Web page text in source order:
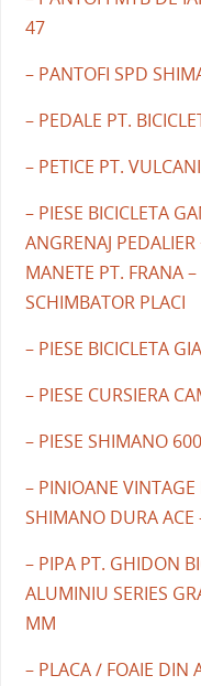
47
– PANTOFI SPD
– PEDALE PT.
– PETICE PT.
– PIESE BICICLETA
ANGRENAJ
MANETE PT. FRANA
SCHIMBATOR PLACI
– PIESE BICICLETA
– PIESE CURSIERA
– PIESE SHIMANO
– PINIOANE VINTAGE
SHIMANO DURA ACE
– PIPA PT. GHIDON
ALUMINIU SERIES
MM
– PLACA / FOAIE DIN